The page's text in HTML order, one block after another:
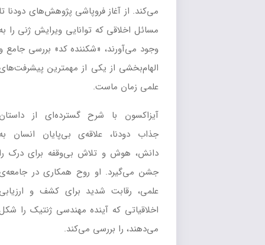
می‌کند. از آغاز فروپاشی پژوهش‌های دودنا تا
مسائل اخلاقی که توانایی ویرایش ژنی را به
وجود می‌آورند، «شکننده کد» بررسی جامع و
الهام‌بخشی از یکی از مهمترین پیشرفت‌های
علمی زمان ماست.
آیزاکسون با شرح گسترده‌ای از داستان
جذاب دودنا، علاقه‌ی بی‌پایان انسان به
دانش، هوش و تلاش بی‌وقفه برای درک را
جشن می‌گیرد. او روح همکاری در جامعه‌ی
علمی، رقابت شدید برای کشف و ارزیابی
اخلاقیاتی که آینده مهندسی ژنتیک را شکل
می‌دهند، را بررسی می‌کند.